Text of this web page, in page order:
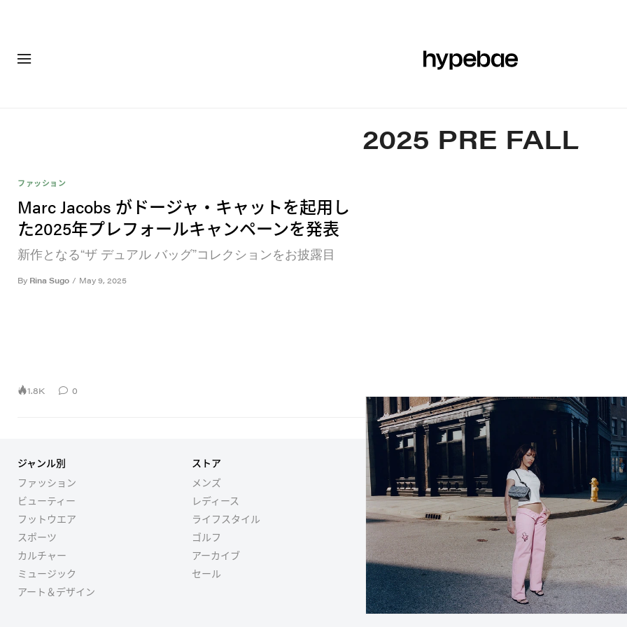
2025 PRE FALL
ファッション
Marc Jacobs がドージャ・キャットを起用し
た2025年プレフォールキャンペーンを発表
新作となる“ザ デュアル バッグ”コレクションをお披露目
By Rina Sugo / May 9, 2025
1.8K 0
ジャンル別
ファッション
ビューティー
フットウエア
スポーツ
カルチャー
ミュージック
アート＆デザイン
ストア
メンズ
レディース
ライフスタイル
ゴルフ
アーカイブ
セール
関連サイト
Hypebeast
Hypemaps
Hypebae
HBX
Hypebeastについて
Hypebeastグループ
コーポレートニュ
採用情報
IR情報
広告掲載
Legal関連
お問い合わせ